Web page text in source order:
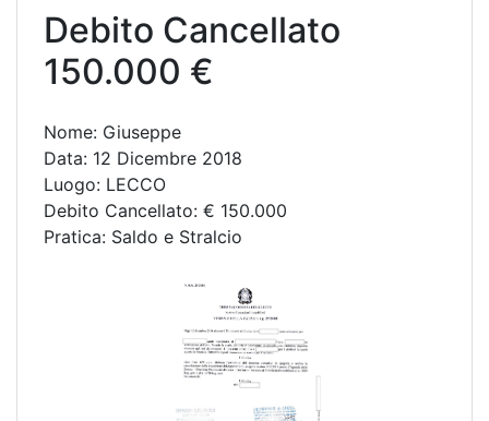
Debito Cancellato
150.000 €
Nome: Giuseppe
Data: 12 Dicembre 2018
Luogo: LECCO
Debito Cancellato: € 150.000
Pratica: Saldo e Stralcio